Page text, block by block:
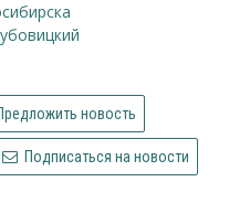
новость
Подписаться на новости